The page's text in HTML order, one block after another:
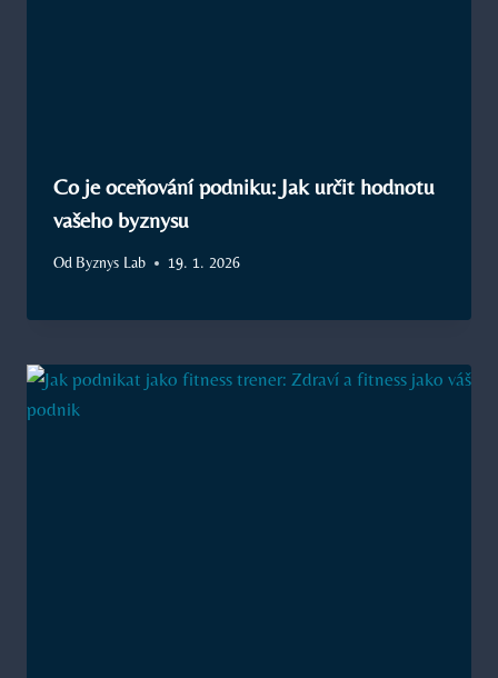
Co je oceňování podniku: Jak určit hodnotu
vašeho byznysu
Od Byznys Lab 19. 1. 2026